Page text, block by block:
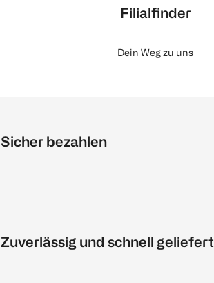
Filialfinder
Dein Weg zu uns
Sicher bezahlen
Zuverlässig und schnell geliefert